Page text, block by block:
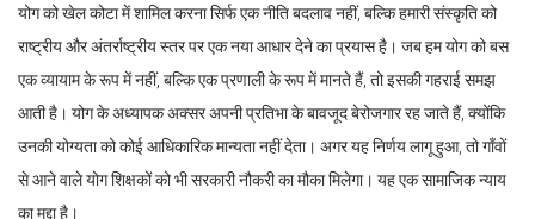
योग को खेल कोटा में शामिल करना सिर्फ एक नीति बदलाव नहीं, बल्कि हमारी संस्कृति को
राष्ट्रीय और अंतर्राष्ट्रीय स्तर पर एक नया आधार देने का प्रयास है। जब हम योग को बस
एक व्यायाम के रूप में नहीं, बल्कि एक प्रणाली के रूप में मानते हैं, तो इसकी गहराई समझ
आती है। योग के अध्यापक अक्सर अपनी प्रतिभा के बावजूद बेरोजगार रह जाते हैं, क्योंकि
उनकी योग्यता को कोई आधिकारिक मान्यता नहीं देता। अगर यह निर्णय लागू हुआ, तो गाँवों
से आने वाले योग शिक्षकों को भी सरकारी नौकरी का मौका मिलेगा। यह एक सामाजिक न्याय
का मुद्दा है।